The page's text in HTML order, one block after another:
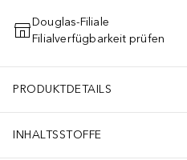
IN DEN
Douglas-Filiale
Filialverfügbarkeit prüfen
PRODUKTDETAILS
INHALTSSTOFFE